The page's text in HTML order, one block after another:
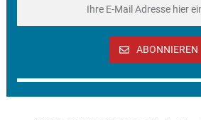
ABONNIEREN